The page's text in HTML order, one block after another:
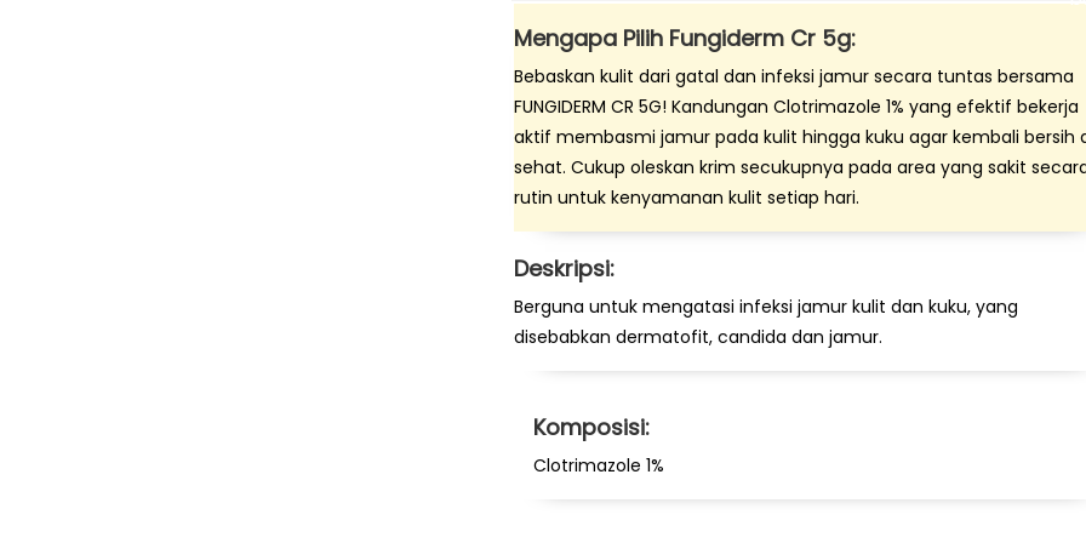
Mengapa Pilih Fungiderm Cr 5g:
Bebaskan kulit dari gatal dan infeksi jamur secara tuntas bersama
FUNGIDERM CR 5G! Kandungan Clotrimazole 1% yang efektif bekerja
aktif membasmi jamur pada kulit hingga kuku agar kembali bersih
sehat. Cukup oleskan krim secukupnya pada area yang sakit
rutin untuk kenyamanan kulit setiap hari.
Deskripsi:
Berguna untuk mengatasi infeksi jamur kulit dan kuku, yang
disebabkan dermatofit, candida dan jamur.
Komposisi:
Clotrimazole 1%